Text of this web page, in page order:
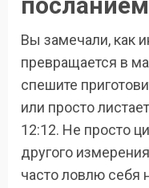
Вы замечали, как
превращается в
спешите
или просто
12:12. Не просто
другого
часто ловлю себя